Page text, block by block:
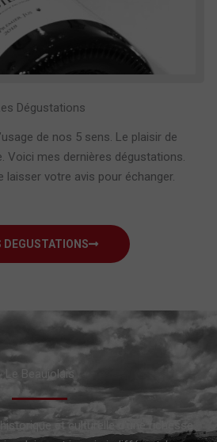
Dégustations
de nos 5 sens. Le plaisir de
Voici mes dernières dégustations.
laisser votre avis pour échanger.
DEGUSTATIONS
Le Beaujolais
et culturelle d’une richesse